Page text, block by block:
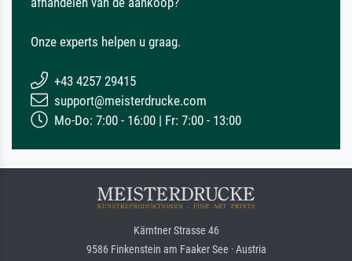
Onze experts helpen u graag.
+43 4257 29415
support@meisterdrucke.com
Mo-Do: 7:00 - 16:00 | Fr: 7:00 - 13:00
Kärntner Strasse 46
9586 Finkenstein am Faaker See · Austria